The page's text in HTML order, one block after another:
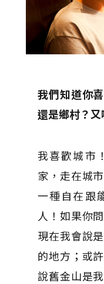
我們知道你
還是鄉村？
我喜歡城市
家，走在城
一種自在跟
人！如果你
現在我會說
的地方；或
說舊金山是